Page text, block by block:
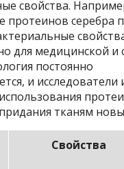
свойства.
протеинов серебра
для медицинской и
постоянно
и исследователи
тканям
Свойства